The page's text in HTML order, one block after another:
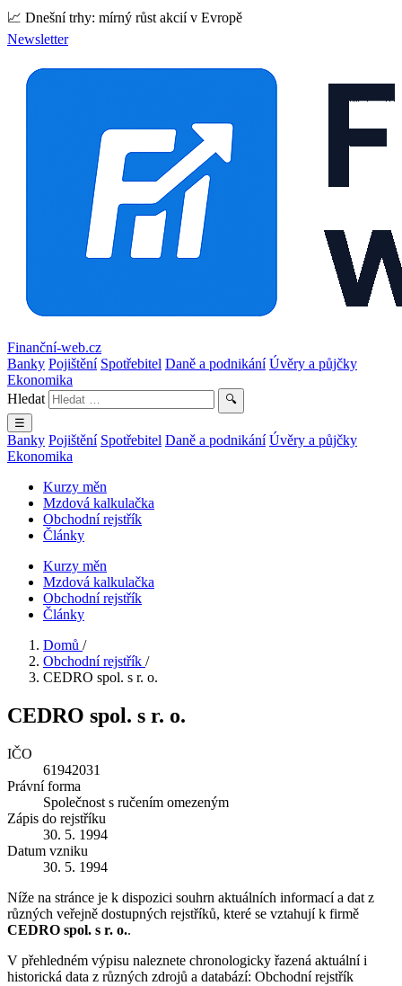
📈 Dnešní trhy: mírný růst akcií v Evropě
Newsletter
Finanční-web.cz
Banky Pojištění Spotřebitel Daně a podnikání Úvěry a půjčky
Ekonomika
Hledat
🔍
☰
Banky Pojištění Spotřebitel Daně a podnikání Úvěry a půjčky
Ekonomika
Kurzy měn
Mzdová kalkulačka
Obchodní rejstřík
Články
Kurzy měn
Mzdová kalkulačka
Obchodní rejstřík
Články
Domů /
Obchodní rejstřík /
CEDRO spol. s r. o.
CEDRO spol. s r. o.
IČO
61942031
Právní forma
Společnost s ručením omezeným
Zápis do rejstříku
30. 5. 1994
Datum vzniku
30. 5. 1994
Níže na stránce je k dispozici souhrn aktuálních informací a dat z
různých veřejně dostupných rejstříků, které se vztahují k firmě
CEDRO spol. s r. o..
V přehledném výpisu naleznete chronologicky řazená aktuální i
historická data z různých zdrojů a databází: Obchodní rejstřík